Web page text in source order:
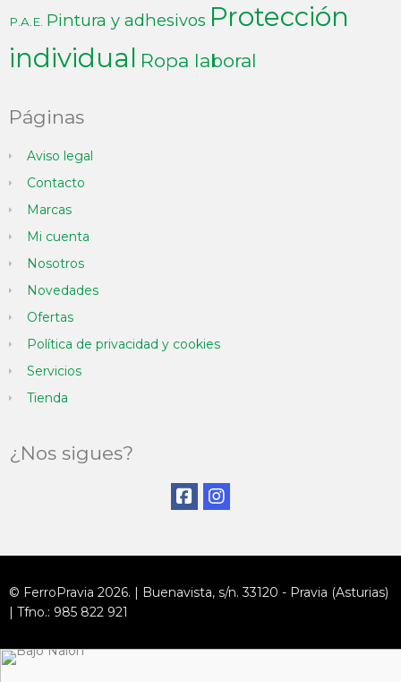
P.A.E. Pintura y adhesivos Protección
individual Ropa laboral
Páginas
Aviso legal
Contacto
Marcas
Mi cuenta
Nosotros
Novedades
Ofertas
Política de privacidad y cookies
Servicios
Tienda
¿Nos sigues?
© FerroPravia 2026. | Buenavista, s/n. 33120 - Pravia (Asturias)
| Tfno.: 985 822 921